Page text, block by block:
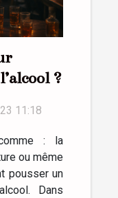
?
11:18
: la
ou même
pousser un
Dans